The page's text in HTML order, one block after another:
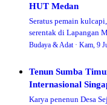
HUT Medan
Seratus pemain
serentak di Lapangan
rekor dunia MURI saat
Budaya & Adat · Kam, 9
Tenun Sumba
Internasional
Karya penenun Desa